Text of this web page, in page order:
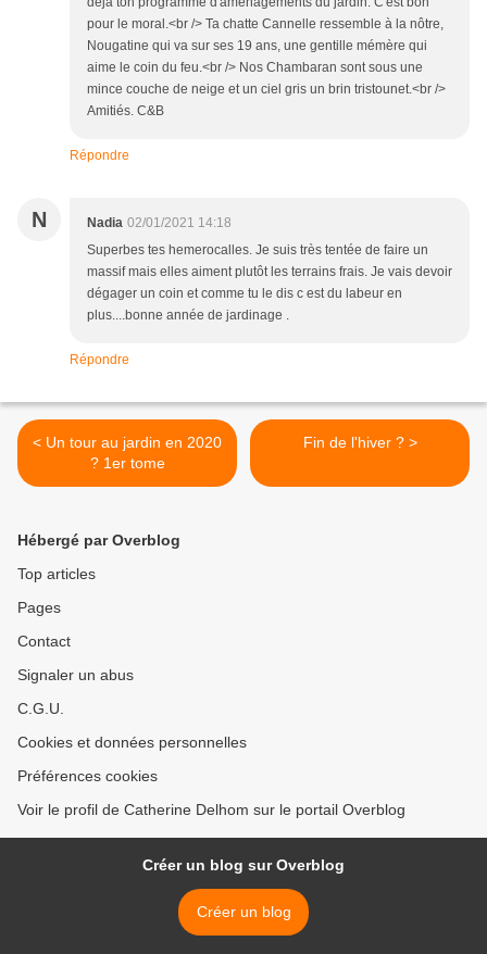
pour le moral.<br /> Ta chatte Cannelle ressemble à la nôtre,
Nougatine qui va sur ses 19 ans, une gentille mémère qui
aime le coin du feu.<br /> Nos Chambaran sont sous une
mince couche de neige et un ciel gris un brin tristounet.<br />
Amitiés. C&B
Répondre
N Nadia 02/01/2021 14:18
Superbes tes hemerocalles. Je suis très tentée de faire un
massif mais elles aiment plutôt les terrains frais. Je vais devoir
dégager un coin et comme tu le dis c est du labeur en
plus....bonne année de jardinage .
Répondre
< Un tour au jardin en 2020
? 1er tome
Fin de l'hiver ? >
Hébergé par Overblog
Top articles
Pages
Contact
Signaler un abus
C.G.U.
Cookies et données personnelles
Préférences cookies
Voir le profil de Catherine Delhom sur le portail Overblog
Créer un blog sur Overblog
Créer un blog